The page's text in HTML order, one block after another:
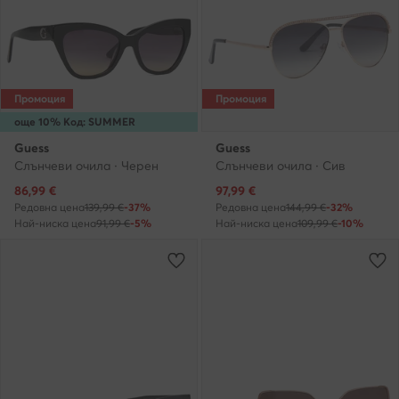
още 10% Код: SUMMER
Промоция
Guess
Слънчеви очила · Черен
Актуална цена
86,99 €
Редовна цена139,99 €-37%
Най-ниска цена91,99 €-5%
Промоция
Guess
Слънчеви очила · Сив
Актуална цена
97,99 €
Редовна цена144,99 €-32%
Най-ниска цена109,99 €-10%